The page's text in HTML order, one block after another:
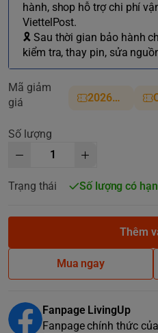
hành, shop hỗ trợ chi phí
ViettelPost.
🎗 Sau thời gian bảo hành
kiểm tra, thay pin, sửa
Mã giảm
giá
2026NM
Số lượng
Trạng thái Số lượng có
Thêm
Mua ngay
Fanpage LivingUp
Fanpage chính thức